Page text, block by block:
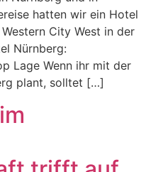
hatten wir ein Hotel
City West in der
Nürnberg:
Lage Wenn ihr mit der
plant, solltet […]